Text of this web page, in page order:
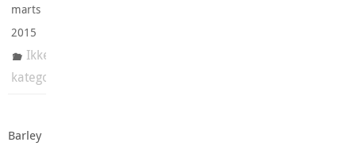
marts
2015
Ikke-
kategoriseret
Barley